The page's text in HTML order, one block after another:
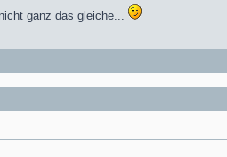
ganz das gleiche...